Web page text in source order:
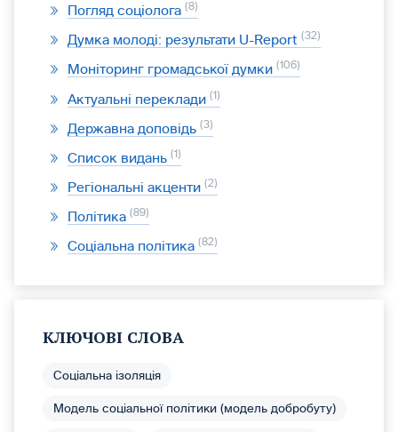
Погляд соціолога 8
Думка молоді: результати U-Report 32
Моніторинг громадської думки 106
Актуальні переклади 1
Державна доповідь 3
Список видань 1
Регіональні акценти 2
Політика 89
Соціальна політика 82
КЛЮЧОВІ СЛОВА
Соціальна ізоляція
Модель соціальної політики (модель добробуту)